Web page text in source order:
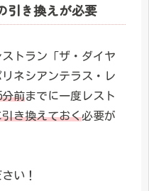
引き換えが必要
トラン「ザ・ダイヤ
ネシアンテラス・レ
分前までに一度レスト
き換えておく必要が
い！